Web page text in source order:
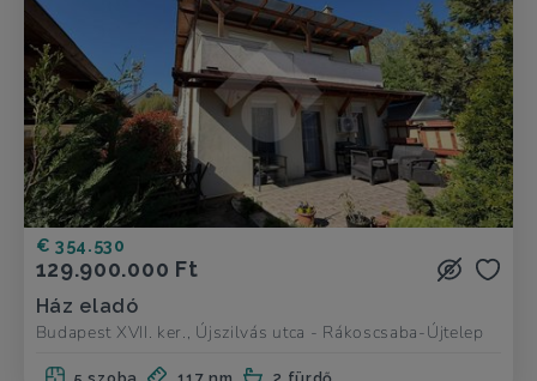
€ 354.530
129.900.000 Ft
Ház eladó
Budapest XVII. ker., Újszilvás utca - Rákoscsaba-Újtelep